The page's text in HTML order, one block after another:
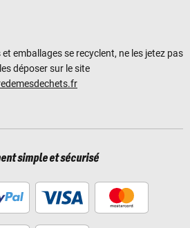
emballages se recyclent, ne les jetez pas
déposer sur le site
simple et sécurisé